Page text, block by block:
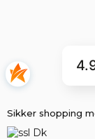
Sikker shopping